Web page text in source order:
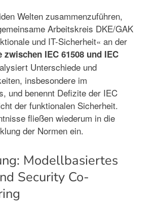
Welten zusammenzuführen,
Arbeitskreis DKE/GAK
und IT-Sicherheit« an der
IEC 61508 und IEC
Unterschiede und
insbesondere im
und benennt Defizite der IEC
der funktionalen Sicherheit.
fließen wiederum in die
der Normen ein.
Modellbasiertes
Security Co-